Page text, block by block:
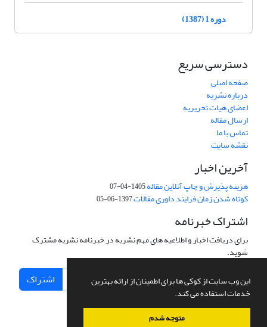
این وب سایت از کوکی ها برای اطمینان از ارائه بهترین
خدمات استفاده می کند.
متوجه شدم
دوره 1 (1387)
دسترسی سریع
صفحه اصلی
درباره نشریه
اعضای هیات تحریریه
ارسال مقاله
تماس با ما
نقشه سایت
آخرین اخبار
هزینه پذیرش و چاپ آنلاین مقاله1405-04-07
کوتاه شدن زمان فرایند داوری مقالات1397-06-05
اشتراک خبرنامه
برای دریافت اخبار و اطلاعیه های مهم نشریه در خبرنامه نشریه مشترک
شوید.
اشتراک